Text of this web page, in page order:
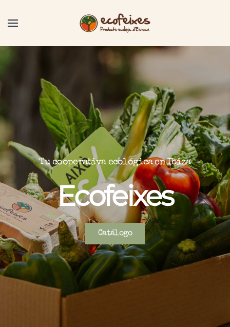
Tu cooperativa ecológica en Ibiza
Ecofeixes
Catálogo